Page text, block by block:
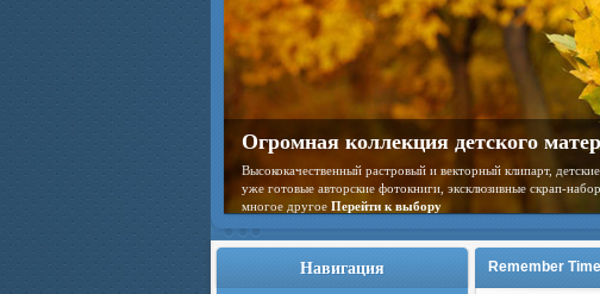
Огромная коллекция детского
Высококачественный растровый и векторный клипарт,
уже готовые авторские фотокниги, эксклюзивные скрап-
многое другое Перейти к выбору
Навигация Remember